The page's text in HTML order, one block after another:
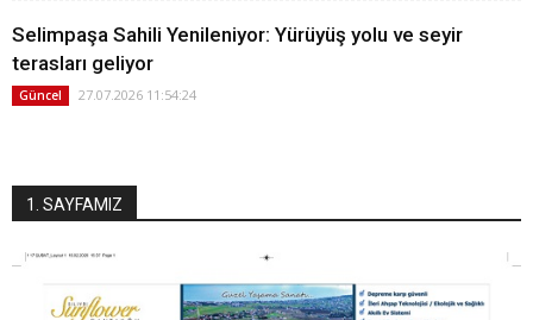
Selimpaşa Sahili Yenileniyor: Yürüyüş yolu ve seyir
terasları geliyor
Güncel 27.07.2026 11:54:24
1. SAYFAMIZ